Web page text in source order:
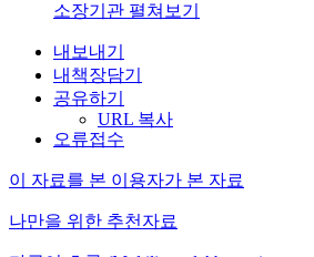
소장기관 펼쳐보기
내보내기
내책장담기
공유하기
URL 복사
오류접수
이 자료를 본 이용자가 본 자료
나만을 위한 추천자료